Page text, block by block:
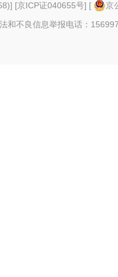
] [京ICP证040655号] [
京
和不良信息举报电话：